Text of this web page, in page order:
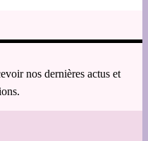
nos dernières actus et